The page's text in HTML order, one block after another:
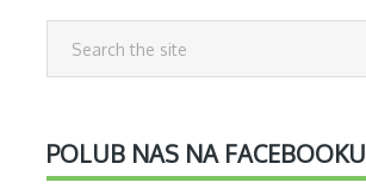
POLUB NAS NA FACEBOOKU